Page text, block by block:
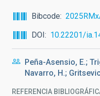
Bibcode
DOI
10.22201/
Peña-Asensio, E.;
Navarro, H.;
REFERENCIA